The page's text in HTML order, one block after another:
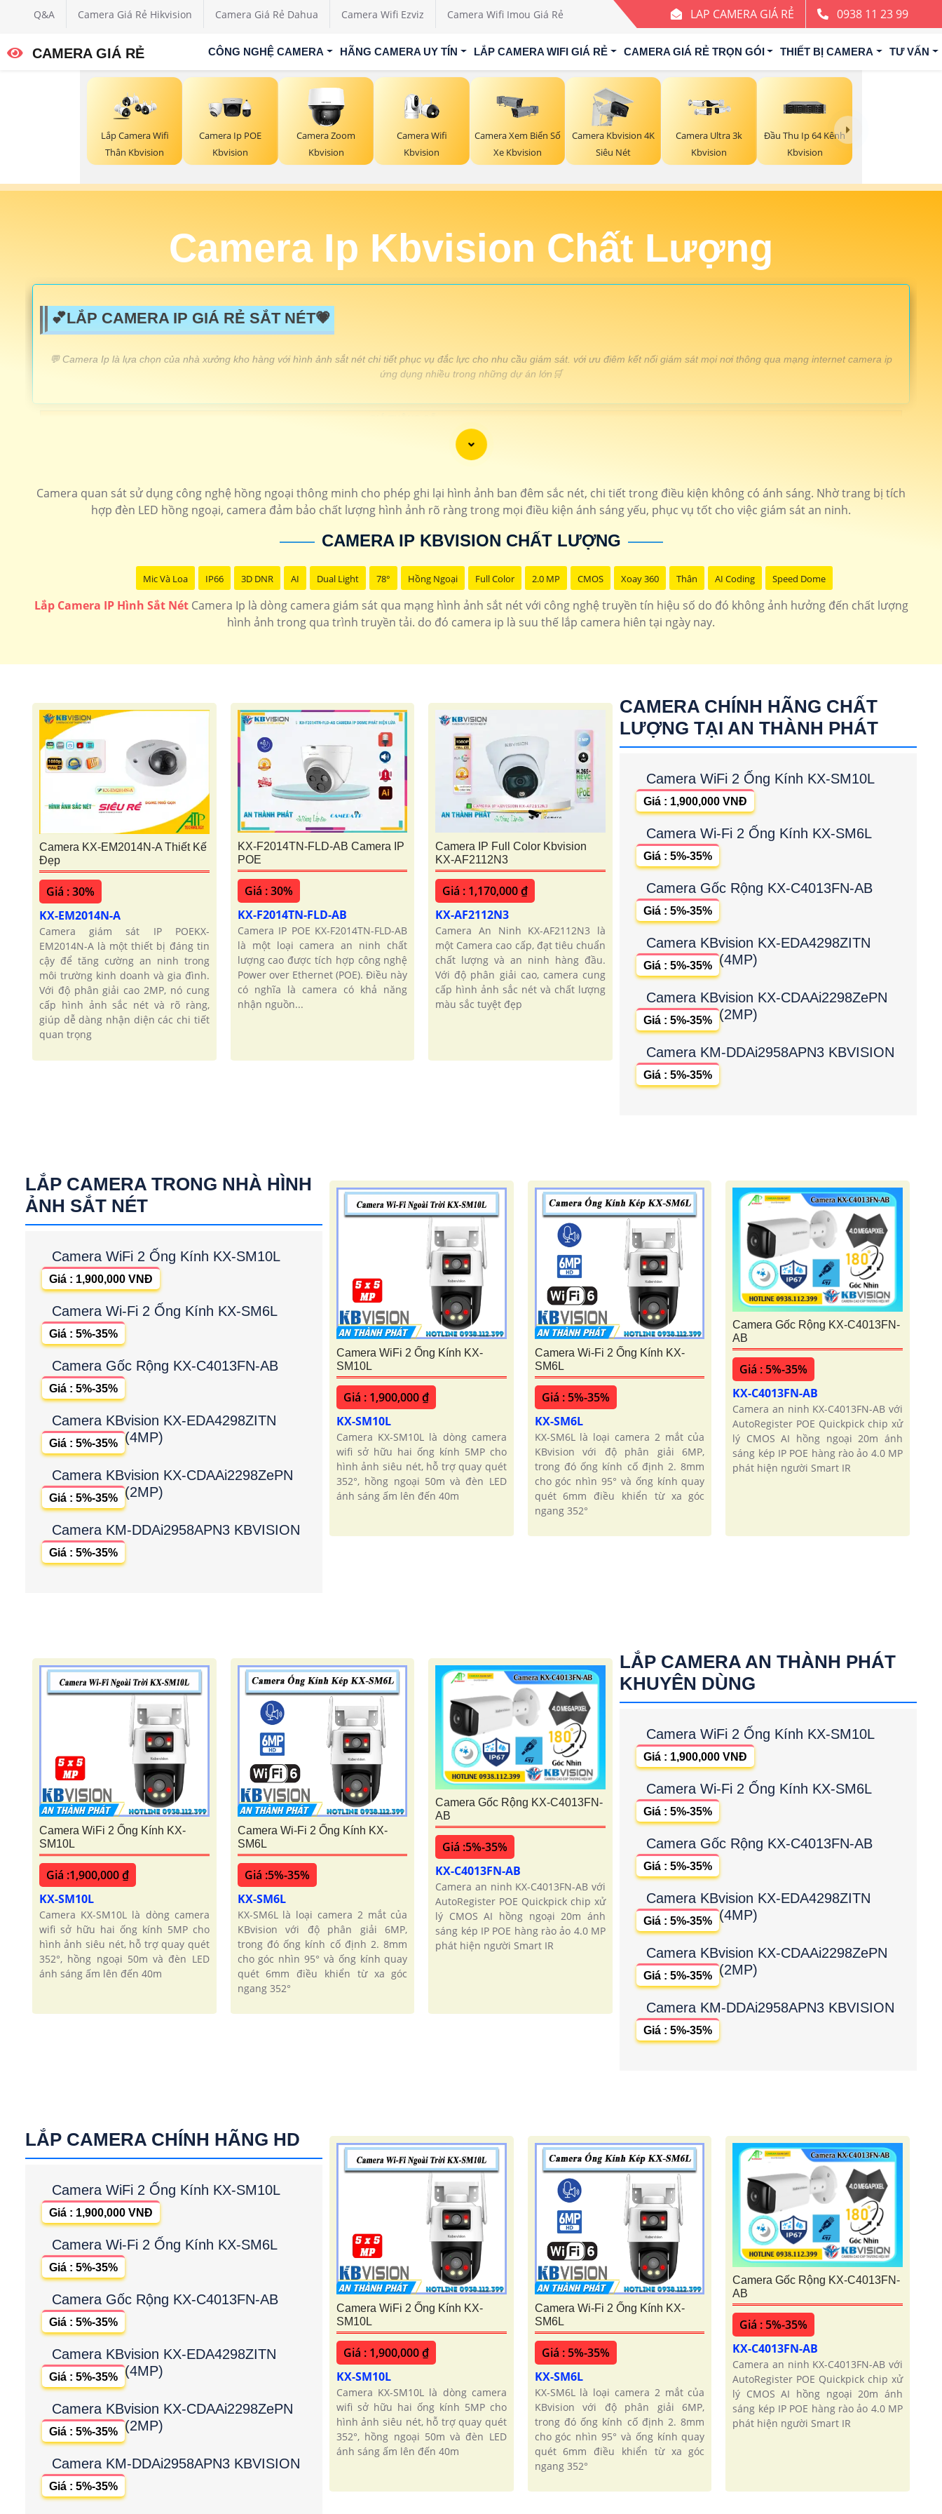
Q&A Camera Giá Rẻ Hikvision Camera Giá Rẻ Dahua Camera Wifi Ezviz Camera Wifi Imou Giá Rẻ LAP CAMERA GIÁ RẺ 0938 11 23 99
CAMERA GIÁ RẺ CÔNG NGHỆ CAMERA HÃNG CAMERA UY TÍN LẮP CAMERA WIFI GIÁ RẺ CAMERA GIÁ RẺ TRỌN GÓI THIẾT BỊ CAMERA TƯ VẤN
Lắp Camera Wifi
Thân Kbvision
Camera Ip POE
Kbvision
Camera Zoom
Kbvision
Camera Wifi
Kbvision
Camera Xem Biển Số
Xe Kbvision
Camera Kbvision 4K
Siêu Nét
Camera Ultra 3k
Kbvision
Đầu Thu Ip 64 Kênh
Kbvision
Camera Ip Kbvision Chất Lượng
💕LẮP CAMERA IP GIÁ RẺ SẮT NÉT💗
️💬 Camera Ip là lựa chọn của nhà xưởng kho hàng với hình ảnh sắt nét chi tiết phục vụ đắc lực cho nhu cầu giám sát. với ưu điêm kết nối giám sát mọi nơi thông qua mạng internet camera ip
ứng dụng nhiều trong những dự án lớn🛒
120.000 VNĐ
📎1.230.000 VNĐ
chưa KX-E2458IRSN
Lắp camera ip có màu ban đêm
1.800.000 VNĐ▫️ Camera ip có màu ban đêm hình ảnh sắt nétDH-SD3E205DB-GNY
Camera quan sát sử dụng công nghệ hồng ngoại thông minh cho phép ghi lại hình ảnh ban đêm sắc nét, chi tiết trong điều kiện không có ánh sáng. Nhờ trang bị tích
hợp đèn LED hồng ngoại, camera đảm bảo chất lượng hình ảnh rõ ràng trong mọi điều kiện ánh sáng yếu, phục vụ tốt cho việc giám sát an ninh.
CAMERA IP KBVISION CHẤT LƯỢNG
Mic Và Loa IP66 3D DNR AI Dual Light 78° Hồng Ngoại Full Color 2.0 MP CMOS Xoay 360 Thân AI Coding Speed Dome
Lắp Camera IP Hình Sắt NétCamera Ip là dòng camera giám sát qua mạng hình ảnh sắt nét với công nghệ truyền tín hiệu số do đó không ảnh hưởng đến chất lượng
hình ảnh trong qua trình truyền tải. do đó camera ip là suu thế lắp camera hiên tại ngày nay.
Camera KX-EM2014N-A Thiết Kế
Đẹp
Giá : 30%
KX-EM2014N-A
Camera giám sát IP POEKX-
EM2014N-A là một thiết bị đáng tin
cậy để tăng cường an ninh trong
môi trường kinh doanh và gia đình.
Với độ phân giải cao 2MP, nó cung
cấp hình ảnh sắc nét và rõ ràng,
giúp dễ dàng nhận diện các chi tiết
quan trọng
KX-F2014TN-FLD-AB Camera IP
POE
Giá : 30%
KX-F2014TN-FLD-AB
Camera IP POE KX-F2014TN-FLD-AB
là một loại camera an ninh chất
lượng cao được tích hợp công nghệ
Power over Ethernet (POE). Điều này
có nghĩa là camera có khả năng
nhận nguồn...
Camera IP Full Color Kbvision
KX-AF2112N3
Giá : 1,170,000 ₫
KX-AF2112N3
Camera An Ninh KX-AF2112N3 là
một Camera cao cấp, đạt tiêu chuẩn
chất lượng và an ninh hàng đầu.
Với độ phân giải cao, camera cung
cấp hình ảnh sắc nét và chất lượng
màu sắc tuyệt đẹp
CAMERA CHÍNH HÃNG CHẤT
LƯỢNG TẠI AN THÀNH PHÁT
Camera WiFi 2 Ống Kính KX-SM10L
Giá : 1,900,000 VNĐ
Camera Wi-Fi 2 Ống Kính KX-SM6L
Giá : 5%-35%
Camera Gốc Rộng KX-C4013FN-AB
Giá : 5%-35%
Camera KBvision KX-EDA4298ZITN
(4MP)
Giá : 5%-35%
Camera KBvision KX-CDAAi2298ZePN
(2MP)
Giá : 5%-35%
Camera KM-DDAi2958APN3 KBVISION
Giá : 5%-35%
LẮP CAMERA TRONG NHÀ HÌNH
ẢNH SẮT NÉT
Camera WiFi 2 Ống Kính KX-SM10L
Giá : 1,900,000 VNĐ
Camera Wi-Fi 2 Ống Kính KX-SM6L
Giá : 5%-35%
Camera Gốc Rộng KX-C4013FN-AB
Giá : 5%-35%
Camera KBvision KX-EDA4298ZITN
(4MP)
Giá : 5%-35%
Camera KBvision KX-CDAAi2298ZePN
(2MP)
Giá : 5%-35%
Camera KM-DDAi2958APN3 KBVISION
Giá : 5%-35%
Camera WiFi 2 Ống Kính KX-
SM10L
Giá : 1,900,000 ₫
KX-SM10L
Camera KX-SM10L là dòng camera
wifi sở hữu hai ống kính 5MP cho
hình ảnh siêu nét, hỗ trợ quay quét
352°, hồng ngoại 50m và đèn LED
ánh sáng ấm lên đến 40m
Camera Wi-Fi 2 Ống Kính KX-
SM6L
Giá : 5%-35%
KX-SM6L
KX-SM6L là loại camera 2 mắt của
KBvision với độ phân giải 6MP,
trong đó ống kính cố định 2. 8mm
cho góc nhìn 95° và ống kính quay
quét 6mm điều khiển từ xa góc
ngang 352°
Camera Gốc Rộng KX-C4013FN-
AB
Giá : 5%-35%
KX-C4013FN-AB
Camera an ninh KX-C4013FN-AB với
AutoRegister POE Quickpick chip xử
lý CMOS AI hồng ngoại 20m ánh
sáng kép IP POE hàng rào ảo 4.0 MP
phát hiện người Smart IR
Camera WiFi 2 Ống Kính KX-
SM10L
Giá :1,900,000 ₫
KX-SM10L
Camera KX-SM10L là dòng camera
wifi sở hữu hai ống kính 5MP cho
hình ảnh siêu nét, hỗ trợ quay quét
352°, hồng ngoại 50m và đèn LED
ánh sáng ấm lên đến 40m
Camera Wi-Fi 2 Ống Kính KX-
SM6L
Giá :5%-35%
KX-SM6L
KX-SM6L là loại camera 2 mắt của
KBvision với độ phân giải 6MP,
trong đó ống kính cố định 2. 8mm
cho góc nhìn 95° và ống kính quay
quét 6mm điều khiển từ xa góc
ngang 352°
Camera Gốc Rộng KX-C4013FN-
AB
Giá :5%-35%
KX-C4013FN-AB
Camera an ninh KX-C4013FN-AB với
AutoRegister POE Quickpick chip xử
lý CMOS AI hồng ngoại 20m ánh
sáng kép IP POE hàng rào ảo 4.0 MP
phát hiện người Smart IR
LẮP CAMERA AN THÀNH PHÁT
KHUYÊN DÙNG
Camera WiFi 2 Ống Kính KX-SM10L
Giá : 1,900,000 VNĐ
Camera Wi-Fi 2 Ống Kính KX-SM6L
Giá : 5%-35%
Camera Gốc Rộng KX-C4013FN-AB
Giá : 5%-35%
Camera KBvision KX-EDA4298ZITN
(4MP)
Giá : 5%-35%
Camera KBvision KX-CDAAi2298ZePN
(2MP)
Giá : 5%-35%
Camera KM-DDAi2958APN3 KBVISION
Giá : 5%-35%
LẮP CAMERA CHÍNH HÃNG HD
Camera WiFi 2 Ống Kính KX-SM10L
Giá : 1,900,000 VNĐ
Camera Wi-Fi 2 Ống Kính KX-SM6L
Giá : 5%-35%
Camera Gốc Rộng KX-C4013FN-AB
Giá : 5%-35%
Camera KBvision KX-EDA4298ZITN
(4MP)
Giá : 5%-35%
Camera KBvision KX-CDAAi2298ZePN
(2MP)
Giá : 5%-35%
Camera KM-DDAi2958APN3 KBVISION
Giá : 5%-35%
Camera WiFi 2 Ống Kính KX-
SM10L
Giá : 1,900,000 ₫
KX-SM10L
Camera KX-SM10L là dòng camera
wifi sở hữu hai ống kính 5MP cho
hình ảnh siêu nét, hỗ trợ quay quét
352°, hồng ngoại 50m và đèn LED
ánh sáng ấm lên đến 40m
Camera Wi-Fi 2 Ống Kính KX-
SM6L
Giá : 5%-35%
KX-SM6L
KX-SM6L là loại camera 2 mắt của
KBvision với độ phân giải 6MP,
trong đó ống kính cố định 2. 8mm
cho góc nhìn 95° và ống kính quay
quét 6mm điều khiển từ xa góc
ngang 352°
Camera Gốc Rộng KX-C4013FN-
AB
Giá : 5%-35%
KX-C4013FN-AB
Camera an ninh KX-C4013FN-AB với
AutoRegister POE Quickpick chip xử
lý CMOS AI hồng ngoại 20m ánh
sáng kép IP POE hàng rào ảo 4.0 MP
phát hiện người Smart IR